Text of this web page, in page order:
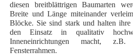
diesen breitblättrigen Baumarten
Breite und Länge miteinander
Blöcke. Sie sind stark und halten
den Einsatz in qualitativ
Inneneinrichtungen macht,
Fensterrahmen.